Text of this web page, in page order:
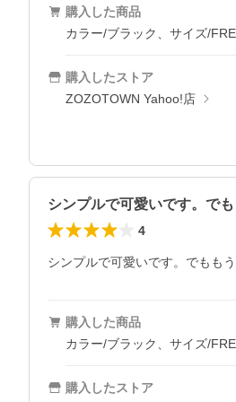
購入した商品
カラー/ブラック、サイズ/
購入したストア
ZOZOTOWN Yahoo!店
シンプルで可愛いです。で
4
シンプルで可愛いです。でもも
購入した商品
カラー/ブラック、サイズ/
購入したストア